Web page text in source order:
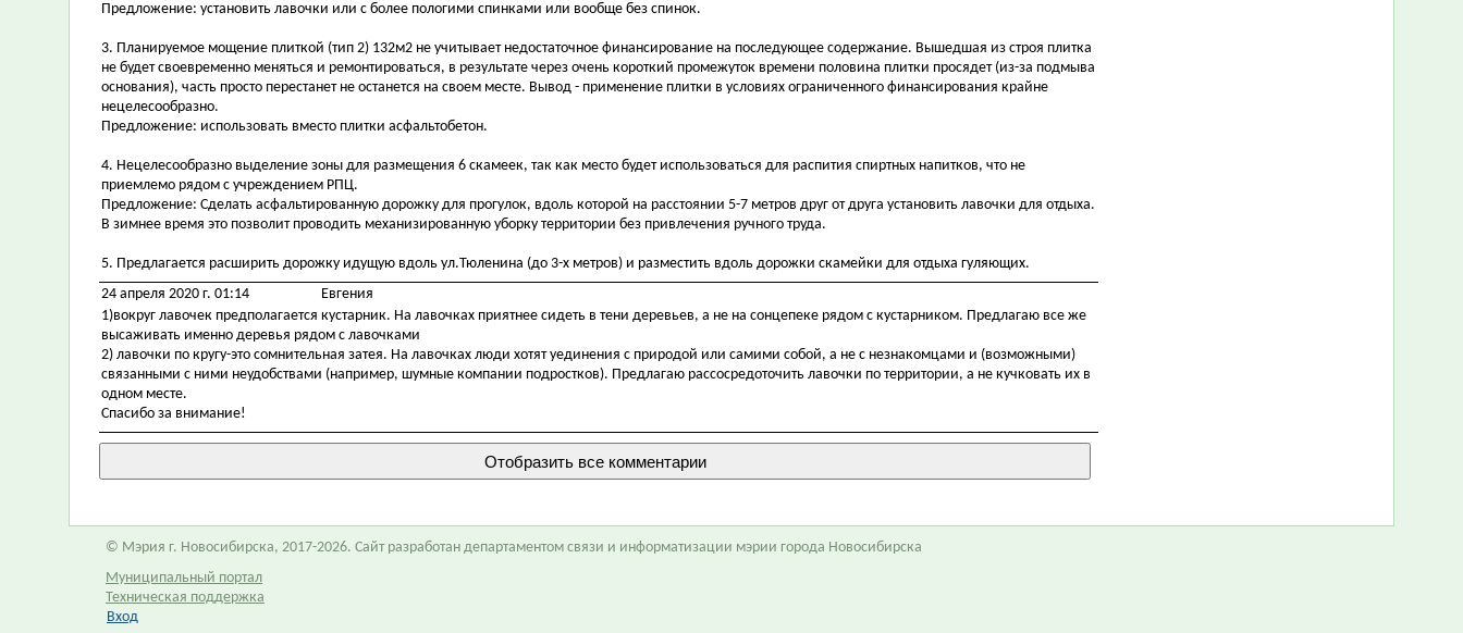
Предложение: установить лавочки или с более пологими спинками или вообще без спинок.
3. Планируемое мощение плиткой (тип 2) 132м2 не учитывает недостаточное финансирование на последующее содержание. Вышедшая из строя плитка
не будет своевременно меняться и ремонтироваться, в результате через очень короткий промежуток времени половина плитки просядет (из-за подмыва
основания), часть просто перестанет не останется на своем месте. Вывод - применение плитки в условиях ограниченного финансирования крайне
нецелесообразно.
Предложение: использовать вместо плитки асфальтобетон.
4. Нецелесообразно выделение зоны для размещения 6 скамеек, так как место будет использоваться для распития спиртных напитков, что не
приемлемо рядом с учреждением РПЦ.
Предложение: Сделать асфальтированную дорожку для прогулок, вдоль которой на расстоянии 5-7 метров друг от друга установить лавочки для отдыха.
В зимнее время это позволит проводить механизированную уборку территории без привлечения ручного труда.
5. Предлагается расширить дорожку идущую вдоль ул.Тюленина (до 3-х метров) и разместить вдоль дорожки скамейки для отдыха гуляющих.
24 апреля 2020 г. 01:14
Евгения
1)вокруг лавочек предполагается кустарник. На лавочках приятнее сидеть в тени деревьев, а не на сонцепеке рядом с кустарником. Предлагаю все же
высаживать именно деревья рядом с лавочками
2) лавочки по кругу-это сомнительная затея. На лавочках люди хотят уединения с природой или самими собой, а не с незнакомцами и (возможными)
связанными с ними неудобствами (например, шумные компании подростков). Предлагаю рассосредоточить лавочки по территории, а не кучковать их в
одном месте.
Спасибо за внимание!
© Мэрия г. Новосибирска, 2017-2026. Сайт разработан департаментом связи и информатизации мэрии города Новосибирска
Муниципальный портал
Техническая поддержка
Вход